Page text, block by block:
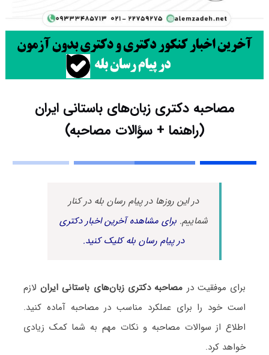
مصاحبه دکتری زبان‌های باستانی ایران
(راهنما + سؤالات مصاحبه)
در این روزها در پیام رسان بله در کنار
شماییم.برای مشاهده آخرین اخبار دکتری
در پیام رسان بله کلیک کنید.
برای موفقیت در مصاحبه دکتری زبان‌های باستانی ایران لازم
است خود را برای عملکرد مناسب در مصاحبه آماده کنید.
اطلاع از سوالات مصاحبه و نکات مهم به شما کمک زیادی
خواهد کرد.